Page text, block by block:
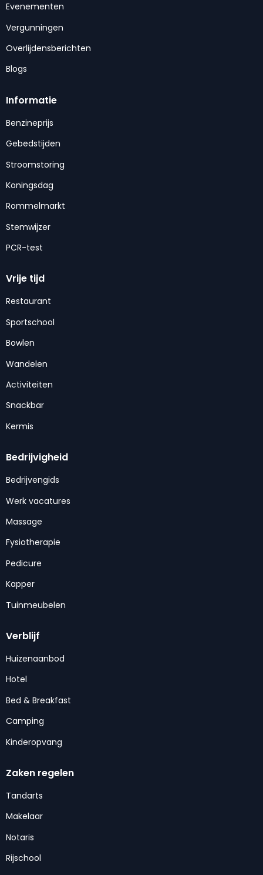
Evenementen
Vergunningen
Overlijdensberichten
Blogs
Informatie
Benzineprijs
Gebedstijden
Stroomstoring
Koningsdag
Rommelmarkt
Stemwijzer
PCR-test
Vrije tijd
Restaurant
Sportschool
Bowlen
Wandelen
Activiteiten
Snackbar
Kermis
Bedrijvigheid
Bedrijvengids
Werk vacatures
Massage
Fysiotherapie
Pedicure
Kapper
Tuinmeubelen
Verblijf
Huizenaanbod
Hotel
Bed & Breakfast
Camping
Kinderopvang
Zaken regelen
Tandarts
Makelaar
Notaris
Rijschool